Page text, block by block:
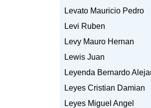
Levato Mauricio Pedro
Levi Ruben
Levy Mauro Hernan
Lewis Juan
Leyenda Bernardo
Leyes Cristian Damian
Leyes Miguel Angel